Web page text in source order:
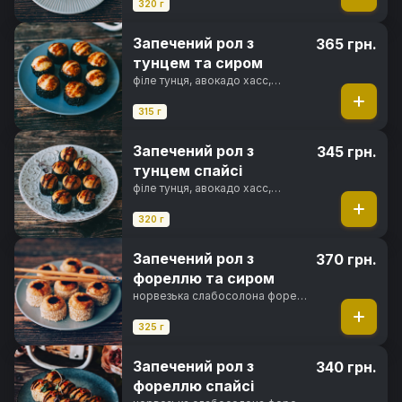
соус, сир пармезан, майонез
320 г
Запечений рол з
тунцем та сиром
філе тунця, авокадо хасс,
пармезан, японський майонез,
315 г
365 грн.
Запечений рол з
тунцем спайсі
філе тунця, авокадо хасс,
соус, фірмовий соус, перець
320 г
345 грн.
Запечений рол з
фореллю та сиром
норвезька слабосолона форель,
кунжут, сир пармезан, японський
325 г
370 грн.
Запечений рол з
фореллю спайсі
340 грн.